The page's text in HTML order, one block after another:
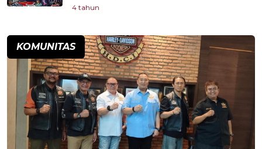
4 tahun
KOMUNITAS